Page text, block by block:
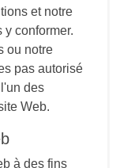
et notre
conformer.
ou notre
pas autorisé
des
Web.
à des fins